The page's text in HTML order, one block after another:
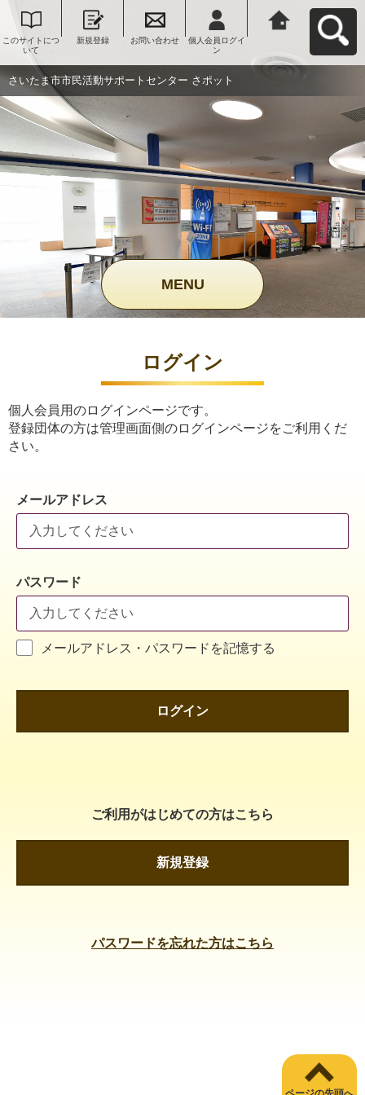
このサイトにつ
いて
新規登録 お問い合わせ
個人会員ログイ
ン
ンター さポット
へ戻る
さいたま市市民活動サポートセンター さポット
MENU
ログイン
個人会員用のログインページです。
登録団体の方は管理画面側のログインページをご利用くだ
さい。
メールアドレス
パスワード
メールアドレス・パスワードを記憶する
ログイン
ご利用がはじめての方はこちら
新規登録
パスワードを忘れた方はこちら